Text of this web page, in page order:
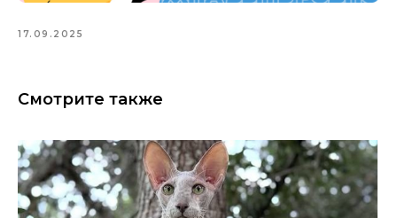
17.09.2025
Смотрите также